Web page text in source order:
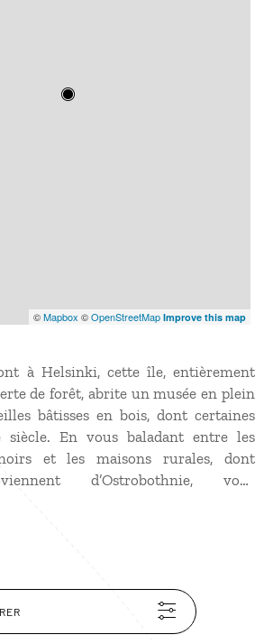
©Mapbox ©OpenStreetMap Improve this map
à Helsinki, cette île, entièrement
de forêt, abrite un musée en plein
bâtisses en bois, dont certaines
siècle. En vous baladant entre les
et les maisons rurales, dont
d’Ostrobothnie, vous
de vie traditionnel finlandais. Ne
et d’écureuils) à quelques encablures